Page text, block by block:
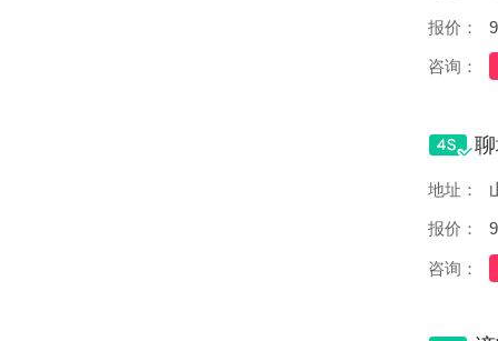
报价：
咨询：
地址：
报价：
咨询：